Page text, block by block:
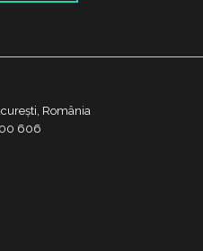
România
00 606